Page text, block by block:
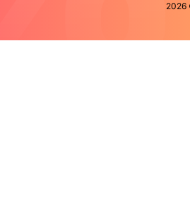
2026